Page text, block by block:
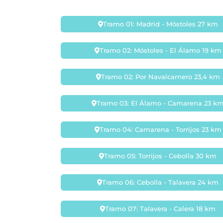
Tramo 01: Madrid - Móstoles 27 km
Tramo 02: Móstoles - El Álamo 19 km
Tramo 02: Por Navalcarnero 23,4 km
Tramo 03: El Álamo - Camarena 23
Tramo 04: Camarena - Torrijos 23 km
Tramo 05: Torrijos - Cebolla 30 km
Tramo 06: Cebolla - Talavera 24 km
Tramo 07: Talavera - Calera 18 km